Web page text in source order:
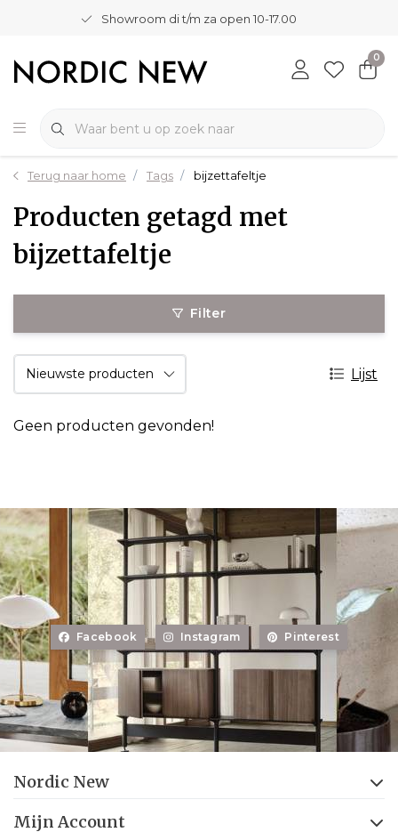
Showroom di t/m za open 10-17.00
0
Terug naar home Tags bijzettafeltje
Producten getagd met
bijzettafeltje
Filter
Lijst
Geen producten gevonden!
Facebook Instagram Pinterest
Nordic New
Mijn Account